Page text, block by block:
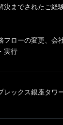
決までされたご経
フローの変更、会
実行
レックス銀座タワ